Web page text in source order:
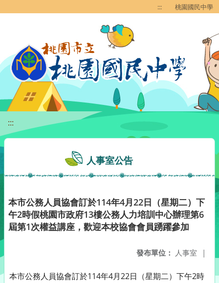
::: 桃園國民中學
:::
人事室公告
本市公務人員協會訂於114年4月22日（星期二）下
午2時假桃園市政府13樓公務人力培訓中心辦理第6
屆第1次權益講座，歡迎本校協會會員踴躍參加
發布單位： 人事室 |
本市公務人員協會訂於114年4月22日（星期二）下午2時